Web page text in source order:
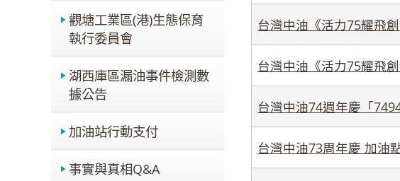
觀塘工業區(港)生態保育
執行委員會
湖西庫區漏油事件檢測數
據公告
加油站行動支付
事實與真相Q&A
台灣中油《活力75耀飛
台灣中油《活力75耀飛
台灣中油74週年慶「
台灣中油73周年慶 加油